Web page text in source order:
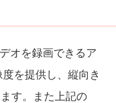
オを録画できるア
を提供し、縦向き
す。また上記の